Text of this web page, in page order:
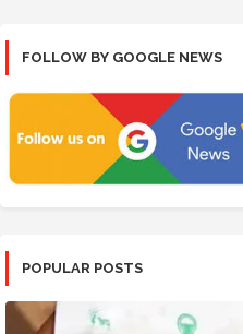
FOLLOW BY GOOGLE NEWS
POPULAR POSTS